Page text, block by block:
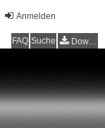
Anmelden
FAQ Suche Downloads